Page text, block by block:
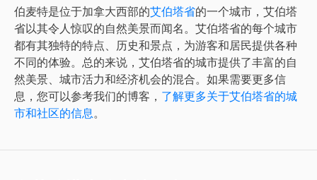
伯麦特是位于加拿大西部的艾伯塔省的一个城市，艾伯塔
省以其令人惊叹的自然美景而闻名。艾伯塔省的每个城市
都有其独特的特点、历史和景点，为游客和居民提供各种
不同的体验。总的来说，艾伯塔省的城市提供了丰富的自
然美景、城市活力和经济机会的混合。如果需要更多信
息，您可以参考我们的博客， 了解更多关于艾伯塔省的城
市和社区的信息。